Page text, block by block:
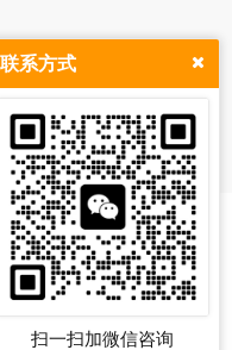
15528099168
联系方式
扫一扫加微信咨询